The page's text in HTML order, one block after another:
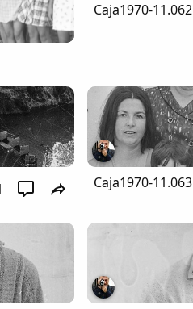
Caja1970-11.062
Caja1970-11.063